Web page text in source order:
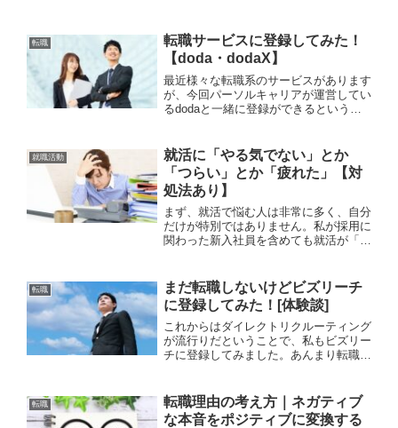
転職
転職サービスに登録してみた！
【doda・dodaX】
最近様々な転職系のサービスがあります
が、今回パーソルキャリアが運営してい
るdodaと一緒に登録ができるというこ
な求人があるけど、ずっと募集している
のはどれだけ本気な...
就職活動
就活に「やる気でない」とか
「つらい」とか「疲れた」【対
処法あり】
まず、就活で悩む人は非常に多く、自分
だけが特別ではありません。私が採用に
関わった新入社員を含めても就活が「楽
ます。やる気がでなかったり、つらいと
か疲れたと思ってしまうの...
転職
まだ転職しないけどビズリーチ
に登録してみた！[体験談]
これからはダイレクトリクルーティング
が流行りだということで、私もビズリー
チに登録してみました。あんまり転職す
興味があるのと、自分の市場価値を知る
には良い機会だと思ったか...
転職
転職理由の考え方｜ネガティブ
な本音をポジティブに変換する